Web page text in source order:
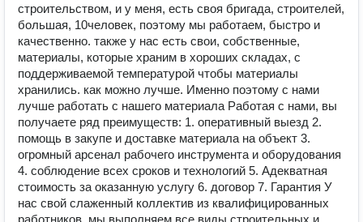
строительством, и у меня, есть своя бригада, строителей,
большая, 10человек, поэтому мы работаем, быстро и
качественно. также у нас есть свои, собственные,
материалы, которые храним в хороших складах, с
поддерживаемой температурой чтобы материалы
хранились. как можно лучше. Именно поэтому с нами
лучше работать с нашего материала Работая с нами, вы
получаете ряд преимуществ: 1. оперативный выезд 2.
помощь в закупе и доставке материала на объект 3.
огромный арсенал рабочего инструмента и оборудования
4. соблюдение всех сроков и технологий 5. Адекватная
стоимость за оказанную услугу 6. договор 7. Гарантия У
нас свой слаженный коллектив из квалифицированных
работников. мы выполняем все виды строительных и